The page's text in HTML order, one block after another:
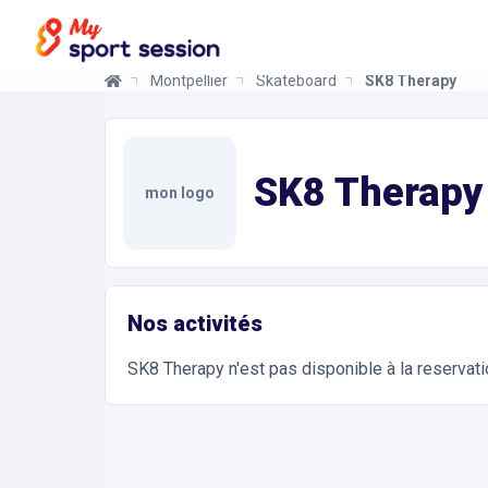
Montpellier Skateboard SK8 Therapy
mon logo SK8 Therapy
Nos activités
SK8 Therapy n'est pas disponible à la